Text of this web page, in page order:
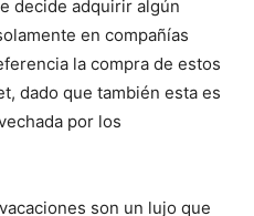
decide adquirir algún
en compañías
la compra de estos
dado que también esta es
por los
son un lujo que